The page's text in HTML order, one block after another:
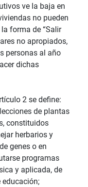
ve la baja en
no pueden
forma de “Salir
no apropiados,
personas al año
dichas
2 se define:
de plantas
constituidos
herbarios y
genes o en
programas
y aplicada, de